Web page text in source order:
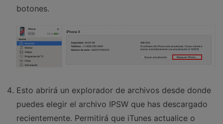
botones.
Esto abrirá un explorador de archivos desde donde
puedes elegir el archivo IPSW que has descargado
recientemente. Permitirá que iTunes actualice o